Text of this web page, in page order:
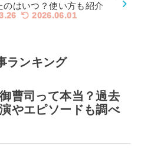
のはいつ？使い方も紹介
2026.06.01
ランキング
曹司って本当？過去
やエピソードも調べ